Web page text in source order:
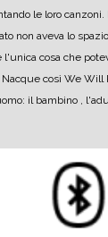
le loro
non aveva lo
cosa che
così We Will
il bambino ,